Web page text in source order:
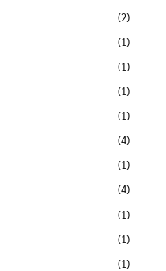
(2)
(1)
(1)
(1)
(1)
(4)
(1)
(4)
(1)
(1)
(1)